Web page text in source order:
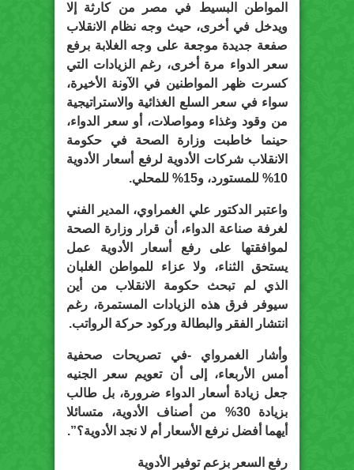
المواطن البسيط في مصر من كارثة إلا
ويدخل في أخرى، حيث وجه نظام الانقلاب
صفعة جديدة موجعة على وجه الغلابة برفع
سعر الدواء مرة أخرى، رغم الزيادات التي
كسرت ظهر المواطنين في الآونة الأخيرة،
سواء في سعر السلع الغذائية والاستراتيجية
من وقود وغذاء ومواصلات، أو سعر الدواء،
حينما خاطبت وزارة الصحة في حكومة
الانقلاب شركات الأدوية لرفع أسعار الأدوية
10% للمستورد، و15% للمحلي.
واعتبر الدكتور علي الغمراوي، المدير الفني
لغرفة صناعة الدواء، أن قرار وزارة الصحة
لموافقتها على رفع أسعار الأدوية عمل
يستحق الثناء، ولا عزاء للمواطن الغلبان
الذي لم تبحث حكومة الانقلاب من أين
سيوفر فرق هذه الزيادات المستمرة، رغم
انتشار الفقر والبطالة وركود حركة الرواتب.
وأشار الغمرواي -في تصريحات صحفية
أمس الأربعاء، إلى أن تعويم سعر الجنيه
جعل زيادة أسعار الدواء ضرورة، بل طالب
بزيادة 30% من أصناف الأدوية، متسائلا
أيهما أفضل نرفع الأسعار أم لا نجد الأدوية؟”.
رفع السعر بزعم توفير الأدوية